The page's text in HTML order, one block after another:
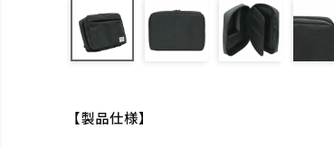
【製品仕様】